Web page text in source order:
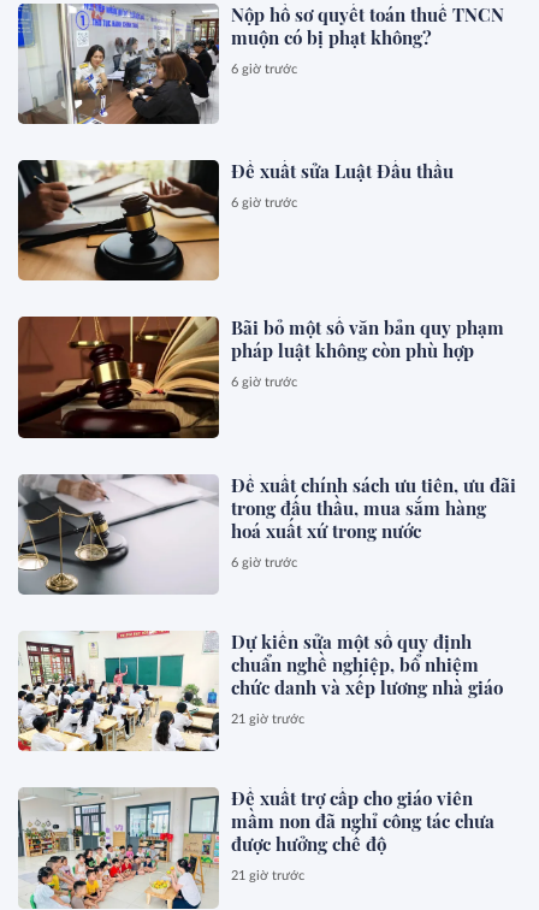
Nộp hồ sơ quyết toán thuế TNCN
muộn có bị phạt không?
6 giờ trước
Đề xuất sửa Luật Đấu thầu
6 giờ trước
Bãi bỏ một số văn bản quy phạm
pháp luật không còn phù hợp
6 giờ trước
Đề xuất chính sách ưu tiên, ưu đãi
trong đấu thầu, mua sắm hàng
hoá xuất xứ trong nước
6 giờ trước
Dự kiến sửa một số quy định
chuẩn nghề nghiệp, bổ nhiệm
chức danh và xếp lương nhà giáo
21 giờ trước
Đề xuất trợ cấp cho giáo viên
mầm non đã nghỉ công tác chưa
được hưởng chế độ
21 giờ trước